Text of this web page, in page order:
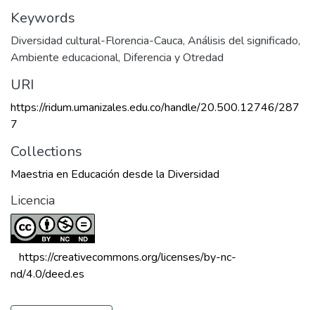
Keywords
Diversidad cultural-Florencia-Cauca, Análisis del significado,
Ambiente educacional, Diferencia y Otredad
URI
https://ridum.umanizales.edu.co/handle/20.500.12746/287
7
Collections
Maestria en Educación desde la Diversidad
Licencia
https://creativecommons.org/licenses/by-nc-
nd/4.0/deed.es